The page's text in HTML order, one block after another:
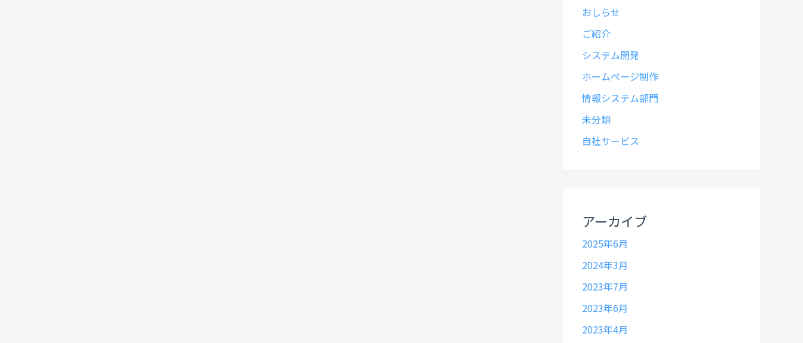
おしらせ
ご紹介
システム開発
ホームページ制作
情報システム部門
未分類
自社サービス
アーカイブ
2025年6月
2024年3月
2023年7月
2023年6月
2023年4月